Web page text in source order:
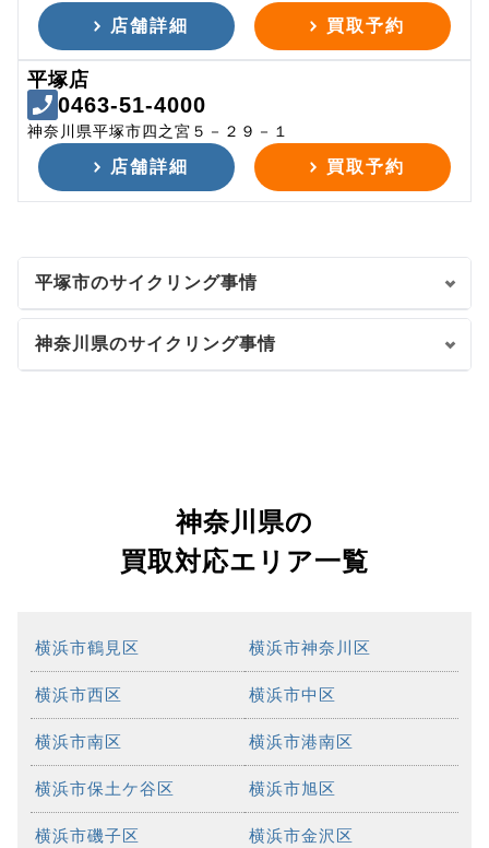
店舗詳細 買取予約
平塚店
0463-51-4000
神奈川県平塚市四之宮５－２９－１
店舗詳細 買取予約
平塚市のサイクリング事情
神奈川県のサイクリング事情
神奈川県の
買取対応エリア一覧
横浜市鶴見区 横浜市神奈川区
横浜市西区 横浜市中区
横浜市南区 横浜市港南区
横浜市保土ケ谷区 横浜市旭区
横浜市磯子区 横浜市金沢区